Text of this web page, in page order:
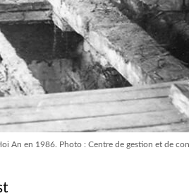
An en 1986. Photo : Centre de gestion et de